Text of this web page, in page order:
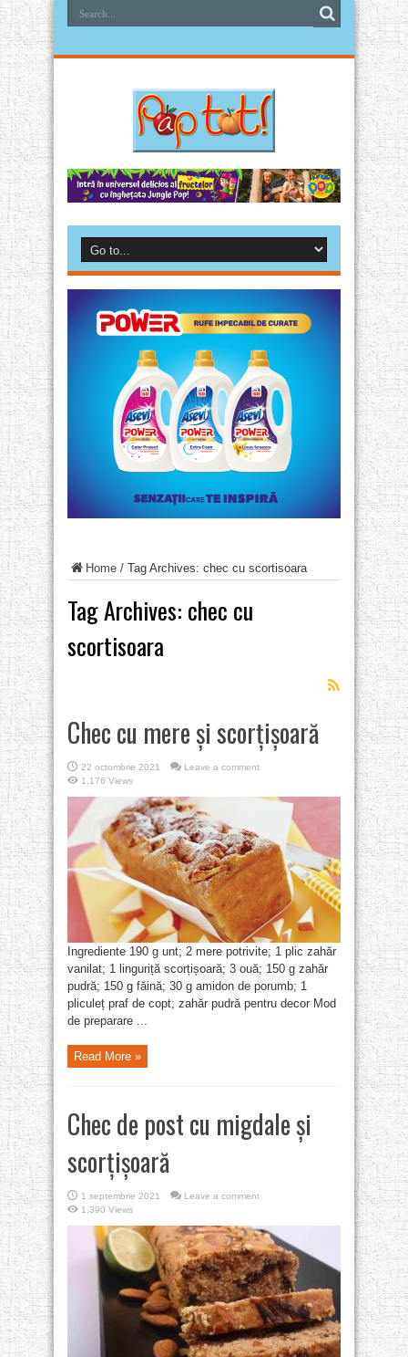
Home / Tag Archives: chec cu scortisoara
Tag Archives: chec cu
scortisoara
Chec cu mere și scorțișoară
22 octombrie 2021
Leave a comment
1,176 Views
Ingrediente 190 g unt; 2 mere potrivite; 1 plic zahăr
vanilat; 1 linguriță scorțișoară; 3 ouă; 150 g zahăr
pudră; 150 g făină; 30 g amidon de porumb; 1
pliculeț praf de copt; zahăr pudră pentru decor Mod
de preparare ...
Read More »
Chec de post cu migdale și
scorțișoară
1 septembrie 2021
Leave a comment
1,390 Views